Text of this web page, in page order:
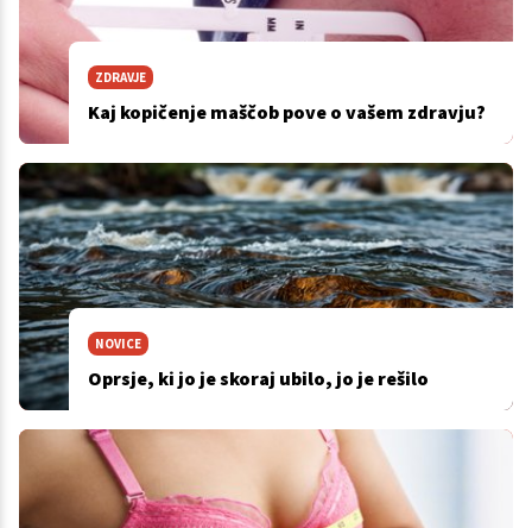
ZDRAVJE
Kaj kopičenje maščob pove o vašem zdravju?
NOVICE
Oprsje, ki jo je skoraj ubilo, jo je rešilo